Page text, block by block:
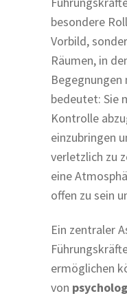
besondere
Vorbild,
Räumen, in
Begegnungen
bedeutet: Sie
Kontrolle
einzubringen
verletzlich zu
eine
offen zu sein
Ein zentraler
ermöglichen
von